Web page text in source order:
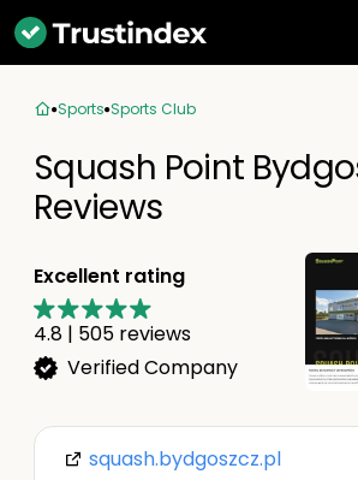
Sports Sports Club
Squash Point
Reviews
Excellent rating
4.8 | 505 reviews
Verified Company
squash.bydgoszcz.pl